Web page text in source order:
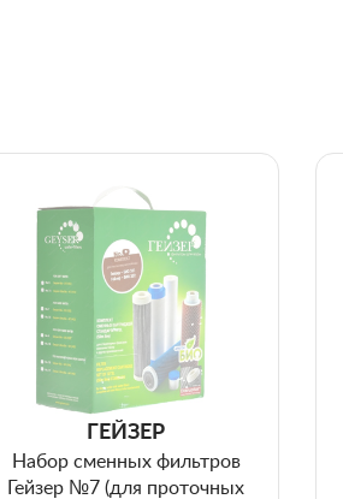
ГЕЙЗЕР
Набор сменных фильтров
Гейзер №7 (для проточных